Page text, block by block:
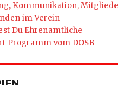
Kommunikation,
im Verein
Du Ehrenamtliche
Programm vom DOSB